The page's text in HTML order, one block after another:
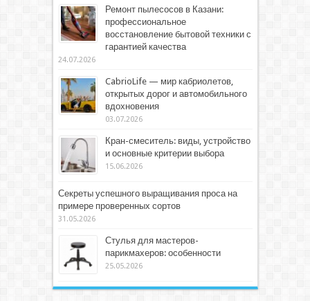
Ремонт пылесосов в Казани:
профессиональное
восстановление бытовой техники с
гарантией качества
24.07.2026
CabrioLife — мир кабриолетов,
открытых дорог и автомобильного
вдохновения
03.07.2026
Кран-смеситель: виды, устройство
и основные критерии выбора
15.06.2026
Секреты успешного выращивания проса на
примере проверенных сортов
31.05.2026
Стулья для мастеров-
парикмахеров: особенности
25.05.2026